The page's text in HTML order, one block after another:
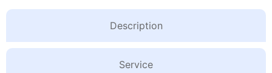
Description
Service